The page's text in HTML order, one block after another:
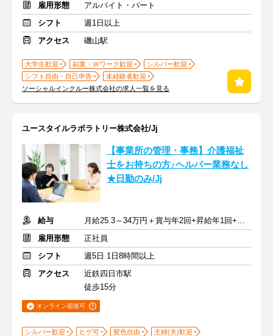
雇用形態
アルバイト・パート
シフト
週1日以上
アクセス
磯山駅
大学生歓迎 副業・Ｗワーク歓迎
シルバー歓迎
シフト自由・自己申告
未経験者歓迎
ソーシャルインクルー株式会社の求人一覧を見る
ユースタイルラボラトリー株式会社/Jj
【事業所の管理・事務】介護福祉
士をお持ちの方♪ヘルパー業務なし
★日勤のみ/Jj
給与
月給25.3～34万円＋賞与年2回+昇給年1回+交通費全額支給
雇用形態
正社員
シフト
週5日 1日8時間以上
アクセス
近鉄四日市駅
徒歩15分
オンライン面接可
シルバー歓迎 ヒゲ可 髪色自由
主婦(夫)歓迎